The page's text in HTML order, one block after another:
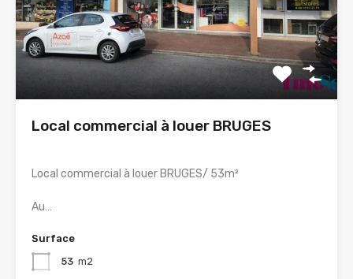
Local commercial à louer BRUGES
Local commercial à louer BRUGES/ 53m²
Au…
Surface
53 m2